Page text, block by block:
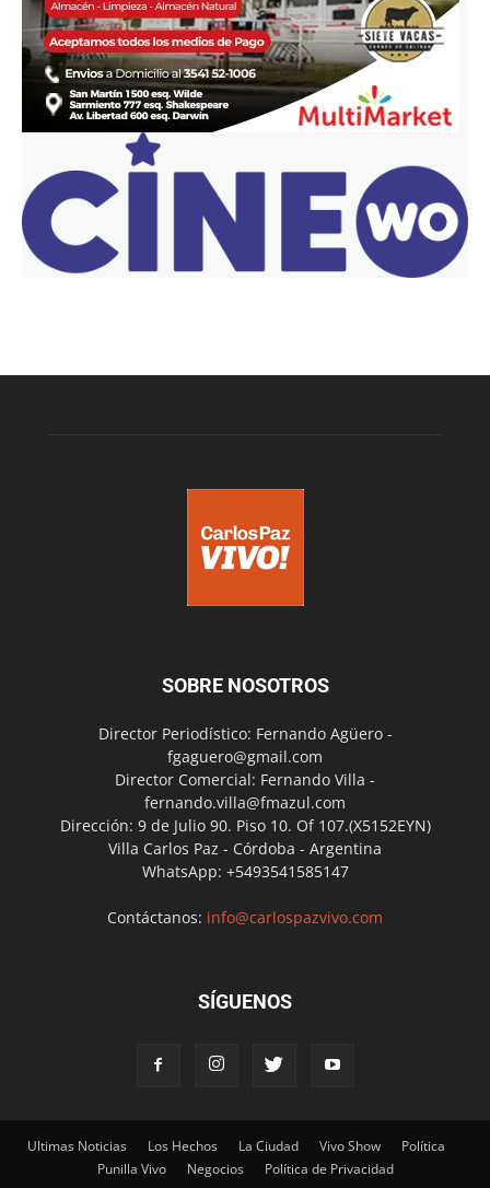
SOBRE NOSOTROS
Director Periodístico: Fernando Agüero -
fgaguero@gmail.com
Director Comercial: Fernando Villa -
fernando.villa@fmazul.com
Dirección: 9 de Julio 90. Piso 10. Of 107.(X5152EYN)
Villa Carlos Paz - Córdoba - Argentina
WhatsApp: +5493541585147
Contáctanos: info@carlospazvivo.com
SÍGUENOS
Ultimas Noticias Los Hechos La Ciudad Vivo Show
Política
Punilla Vivo
Negocios Política de Privacidad